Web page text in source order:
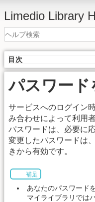
Limedio Library
目次
パスワード
サービスへのログイン
み合わせによって利用
パスワードは、必要に
変更したパスワードは
きから有効です。
補足
あなたのパスワード
マイライブラリでは